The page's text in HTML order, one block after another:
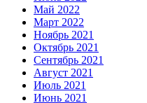
Май 2022
Март 2022
Ноябрь 2021
Октябрь 2021
Сентябрь 2021
Август 2021
Июль 2021
Июнь 2021